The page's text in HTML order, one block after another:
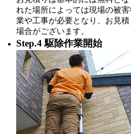
れた場所によっては現場の被
業や工事が必要となり、お見
場合がございます。
Step.4 駆除作業開始